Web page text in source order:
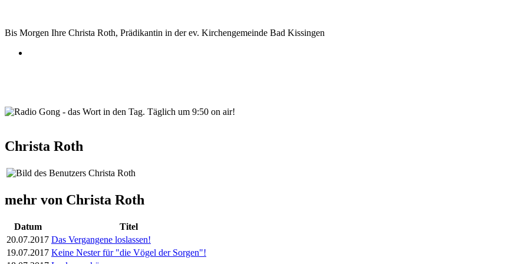
Bis Morgen Ihre Christa Roth, Prädikantin in der ev. Kirchengemeinde Bad Kissingen
Christa Roth
mehr von Christa Roth
Datum
Titel
20.07.2017 Das Vergangene loslassen!
19.07.2017 Keine Nester für "die Vögel der Sorgen"!